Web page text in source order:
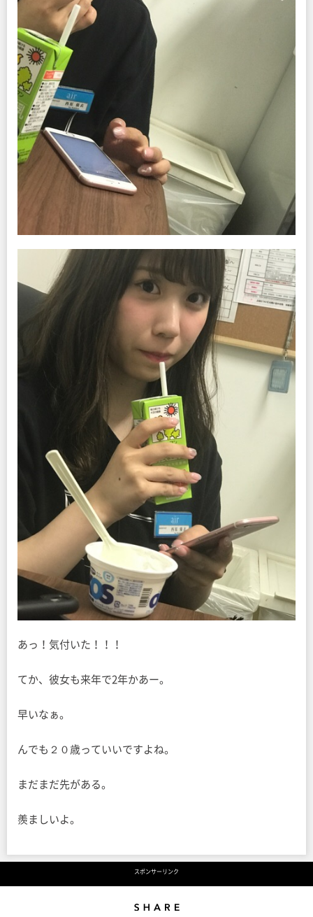
あっ！気付いた！！！
てか、彼女も来年で2年かあー。
早いなぁ。
んでも２０歳っていいですよね。
まだまだ先がある。
羨ましいよ。
スポンサーリンク